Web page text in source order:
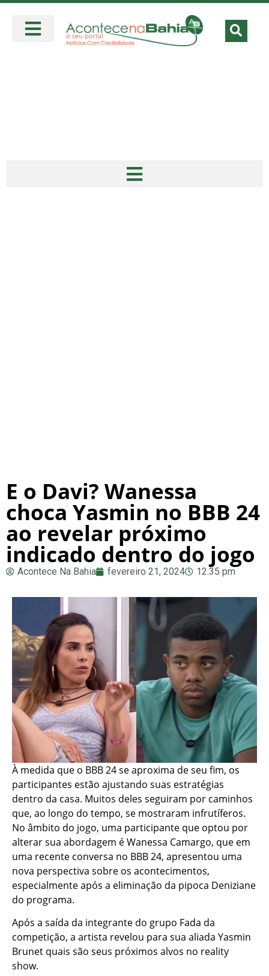
E o Davi? Wanessa
choca Yasmin no BBB 24
ao revelar próximo
indicado dentro do jogo
Acontece Na Bahia fevereiro 21, 2024 12:35 pm
À medida que o BBB 24 se aproxima de seu fim, os
participantes estão ajustando suas estratégias
dentro da casa. Muitos deles seguiram por caminhos
que, ao longo do tempo, se mostraram infrutíferos.
No âmbito do jogo, uma participante que optou por
alterar sua abordagem é Wanessa Camargo, que em
uma recente conversa no BBB 24, apresentou uma
nova perspectiva sobre os acontecimentos,
especialmente após a eliminação da pipoca Deniziane
do programa.
Após a saída da integrante do grupo Fada da
competição, a artista revelou para sua aliada Yasmin
Brunet quais são seus próximos alvos no reality
show.